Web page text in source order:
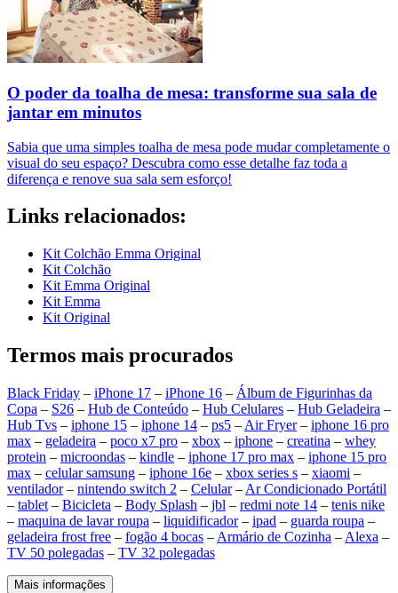
O poder da toalha de mesa: transforme sua sala de
jantar em minutos
Sabia que uma simples toalha de mesa pode mudar completamente o
visual do seu espaço? Descubra como esse detalhe faz toda a
diferença e renove sua sala sem esforço!
Links relacionados:
Kit Colchão Emma Original
Kit Colchão
Kit Emma Original
Kit Emma
Kit Original
Termos mais procurados
Black Friday – iPhone 17 – iPhone 16 – Álbum de Figurinhas da
Copa – S26 – Hub de Conteúdo – Hub Celulares – Hub Geladeira –
Hub Tvs – iphone 15 – iphone 14 – ps5 – Air Fryer– iphone 16 pro
max – geladeira – poco x7 pro – xbox – iphone – creatina – whey
protein – microondas – kindle – iphone 17 pro max – iphone 15 pro
max – celular samsung – iphone 16e – xbox series s – xiaomi –
ventilador– nintendo switch 2 – Celular– Ar Condicionado Portátil
– tablet – Bicicleta – Body Splash – jbl – redmi note 14 – tenis nike
– maquina de lavar roupa – liquidificador– ipad – guarda roupa –
geladeira frost free – fogão 4 bocas – Armário de Cozinha – Alexa –
TV 50 polegadas – TV 32 polegadas
Mais informações